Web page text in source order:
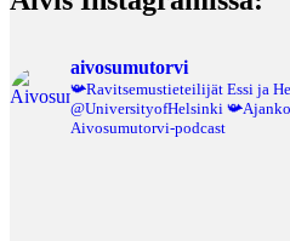
aivosumutorvi
📯Ravitsemustieteilijät Essi ja
@UniversityofHelsinki
Aivosumutorvi-podcast